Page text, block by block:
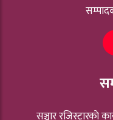
सञ्चार रजिस्ट्रारकाे